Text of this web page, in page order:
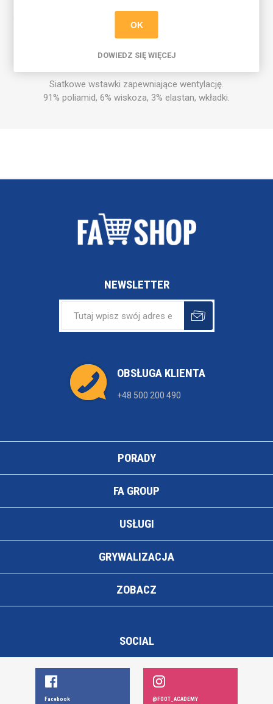
na duży nacisk.
Lewa i prawa skarpeta - oznaczone.
Siatkowe wstawki zapewniające wentylację.
91% poliamid, 6% wiskoza, 3% elastan, wkładki.
NEWSLETTER
OBSŁUGA KLIENTA
+48 500 200 490
PORADY
FA GROUP
USŁUGI
GRYWALIZACJA
ZOBACZ
SOCIAL
Facebook @FOOT_ACADEMY
OK
DOWIEDZ SIĘ WIĘCEJ